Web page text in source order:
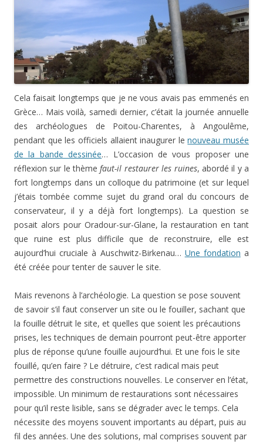
Cela faisait longtemps que je ne vous avais pas emmenés en
Grèce… Mais voilà, samedi dernier, c’était la journée annuelle
des archéologues de Poitou-Charentes, à Angoulême,
pendant que les officiels allaient inaugurer lenouveau musée
de la bande dessinée… L’occasion de vous proposer une
réflexion sur le thèmefaut-il restaurer les ruines, abordé il y a
fort longtemps dans un colloque du patrimoine (et sur lequel
j’étais tombée comme sujet du grand oral du concours de
conservateur, il y a déjà fort longtemps). La question se
posait alors pour Oradour-sur-Glane, la restauration en tant
que ruine est plus difficile que de reconstruire, elle est
aujourd’hui cruciale à Auschwitz-Birkenau… Une fondation a
été créée pour tenter de sauver le site.
Mais revenons à l’archéologie. La question se pose souvent
de savoir s’il faut conserver un site ou le fouiller, sachant que
la fouille détruit le site, et quelles que soient les précautions
prises, les techniques de demain pourront peut-être apporter
plus de réponse qu’une fouille aujourd’hui. Et une fois le site
fouillé, qu’en faire ? Le détruire, c’est radical mais peut
permettre des constructions nouvelles. Le conserver en l’état,
impossible. Un minimum de restaurations sont nécessaires
pour qu’il reste lisible, sans se dégrader avec le temps. Cela
nécessite des moyens souvent importants au départ, puis au
fil des années. Une des solutions, mal comprises souvent par